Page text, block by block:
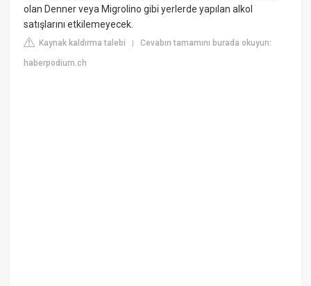
olan Denner veya Migrolino gibi yerlerde yapılan alkol
satışlarını etkilemeyecek.
Kaynak kaldırma talebi |Cevabın tamamını burada okuyun:
haberpodium.ch